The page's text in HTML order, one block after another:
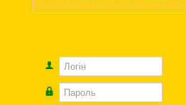
Логін
Пароль